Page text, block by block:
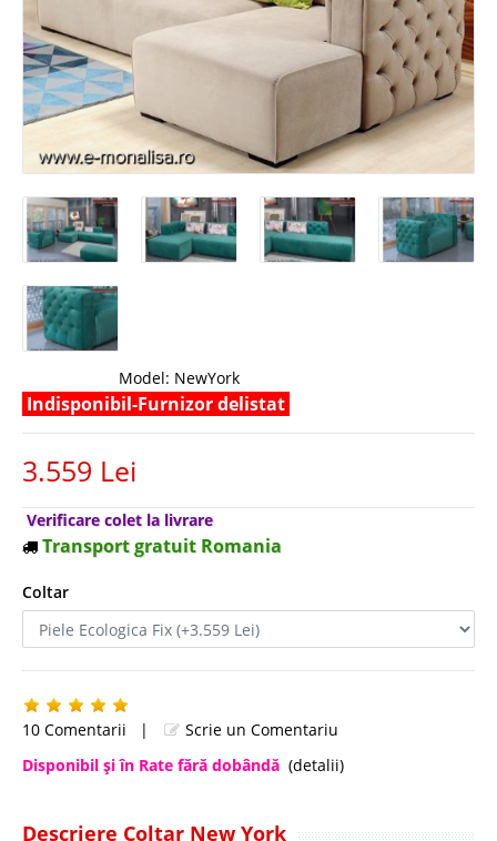
Model: NewYork
Indisponibil-Furnizor delistat
3.559 Lei
Verificare colet la livrare
Transport gratuit Romania
Coltar
10 Comentarii |
Scrie un Comentariu
Disponibil şi în Rate fără dobândă (detalii)
Descriere Coltar New York